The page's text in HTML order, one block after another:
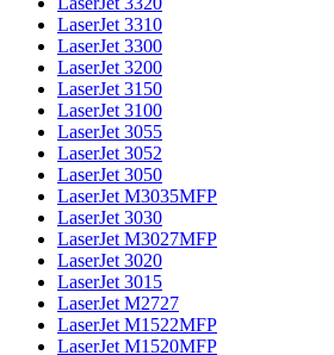
LaserJet 3310
LaserJet 3300
LaserJet 3200
LaserJet 3150
LaserJet 3100
LaserJet 3055
LaserJet 3052
LaserJet 3050
LaserJet M3035MFP
LaserJet 3030
LaserJet M3027MFP
LaserJet 3020
LaserJet 3015
LaserJet M2727
LaserJet M1522MFP
LaserJet M1520MFP